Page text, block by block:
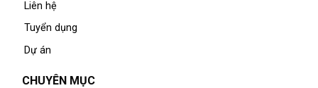
Liên hệ
Tuyển dụng
Dự án
CHUYÊN MỤC